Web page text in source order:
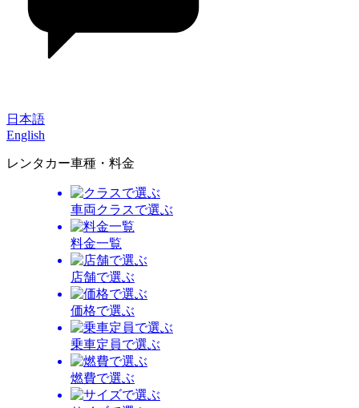
日本語
English
レンタカー車種・料金
車両クラスで選ぶ
料金一覧
店舗で選ぶ
価格で選ぶ
乗車定員で選ぶ
燃費で選ぶ